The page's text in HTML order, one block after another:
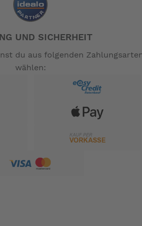
UND SICHERHEIT
du aus folgenden
wählen: